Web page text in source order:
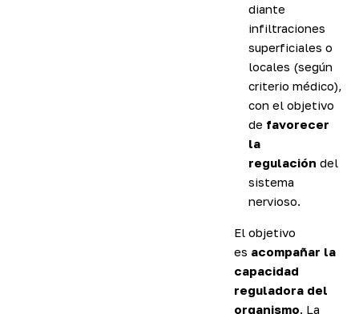
diante
infiltraciones
superficiales o
locales (según
criterio médico),
con el objetivo
de favorecer
la
regulación del
sistema
nervioso.
El objetivo
es acompañar la
capacidad
reguladora del
organismo. La